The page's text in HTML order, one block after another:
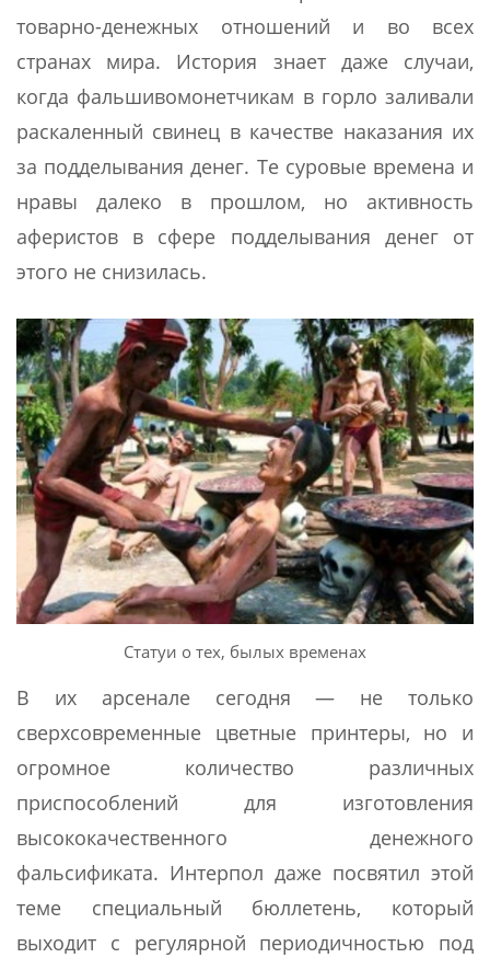
товарно-денежных отношений и во всех
странах мира. История знает даже случаи,
когда фальшивомонетчикам в горло заливали
раскаленный свинец в качестве наказания их
за подделывания денег. Те суровые времена и
нравы далеко в прошлом, но активность
аферистов в сфере подделывания денег от
этого не снизилась.
Статуи о тех, былых временах
В их арсенале сегодня — не только
сверхсовременные цветные принтеры, но и
огромное количество различных
приспособлений для изготовления
высококачественного денежного
фальсификата. Интерпол даже посвятил этой
теме специальный бюллетень, который
выходит с регулярной периодичностью под